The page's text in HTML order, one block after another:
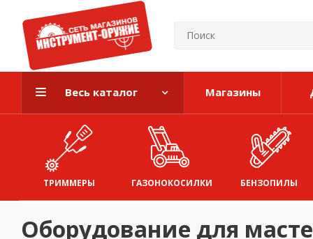
Весь каталог Магазины
ТРИММЕРЫ ГАЗОНОКОСИЛКИ БЕНЗОПИЛЫ
Оборудование для